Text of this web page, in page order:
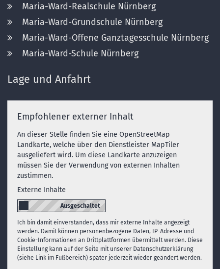
Maria-Ward-Realschule Nürnberg
Maria-Ward-Grundschule Nürnberg
Maria-Ward-Offene Ganztagesschule Nürnberg
Maria-Ward-Schule Nürnberg
Lage und Anfahrt
Empfohlener externer Inhalt
An dieser Stelle finden Sie eine OpenStreetMap
Landkarte, welche über den Dienstleister MapTiler
ausgeliefert wird. Um diese Landkarte anzuzeigen
müssen Sie der Verwendung von externen Inhalten
zustimmen.
Externe Inhalte
Ich bin damit einverstanden, dass mir externe Inhalte angezeigt
werden. Damit können personenbezogene Daten, IP-Adresse und
Cookie-Informationen an Drittplattformen übermittelt werden. Diese
Einstellung kann auf der Seite mit unserer Datenschutzerklärung
(siehe Link im Fußbereich) später jederzeit wieder geändert werden.